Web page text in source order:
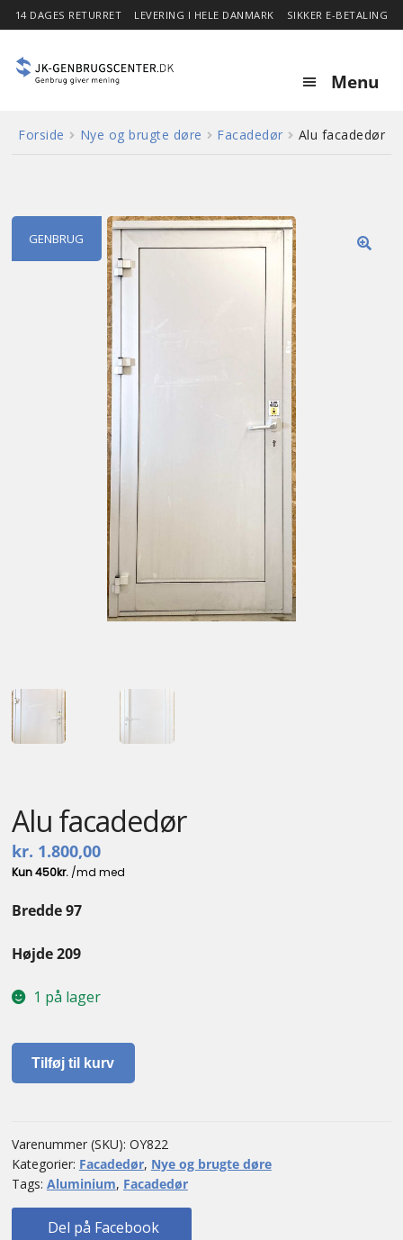
14 DAGES RETURRET LEVERING I HELE DANMARK SIKKER E-BETALING
Menu
Forside
menu
Stor besparelse
Forside Nye og brugte døre Facadedør Alu facadedør
GENBRUG
Alu facadedør
kr. 1.800,00
Bredde 97
Højde 209
1 på lager
Alu
facadedør
Tilføj til kurv
Varenummer (SKU): OY822
Kategorier: Facadedør, Nye og brugte døre
Tags: Aluminium, Facadedør
Del på Facebook